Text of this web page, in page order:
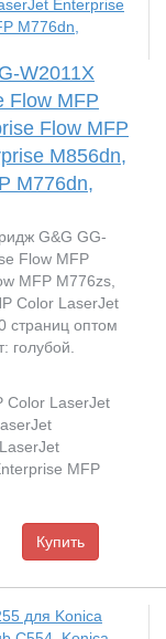
W2011X
Flow MFP
Flow MFP
M856dn,
M776dn,
G&G GG-
Flow MFP
MFP M776zs,
Color LaserJet
страниц оптом
голубой.
Color LaserJet
MFP